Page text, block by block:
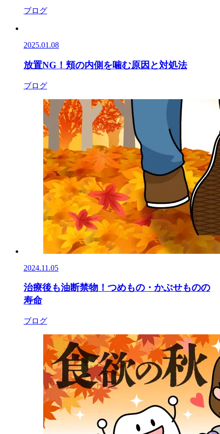
ブログ
2025.01.08
放置NG！頬の内側を噛む原因と対処法
ブログ
2024.11.05
治療後も油断禁物！つめもの・かぶせものの
寿命
ブログ